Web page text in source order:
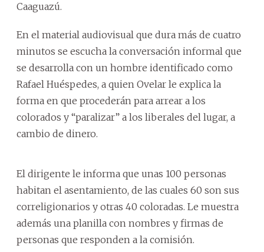
Caaguazú.
En el material audiovisual que dura más de cuatro
minutos se escucha la conversación informal que
se desarrolla con un hombre identificado como
Rafael Huéspedes, a quien Ovelar le explica la
forma en que procederán para arrear a los
colorados y “paralizar” a los liberales del lugar, a
cambio de dinero.
El dirigente le informa que unas 100 personas
habitan el asentamiento, de las cuales 60 son sus
correligionarios y otras 40 coloradas. Le muestra
además una planilla con nombres y firmas de
personas que responden a la comisión.